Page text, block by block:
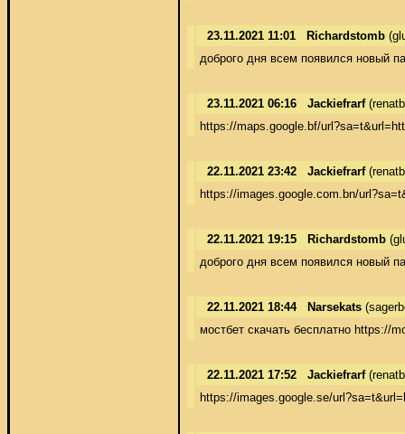
23.11.2021 11:01 Richardstomb
доброго дня всем появился новый
23.11.2021 06:16 Jackiefrarf
https://maps.google.bf/
22.11.2021 23:42 Jackiefrarf
https://images.google.com.bn/
22.11.2021 19:15 Richardstomb
доброго дня всем появился новый
22.11.2021 18:44 Narsekats
мостбет скачать бесплатно https://
22.11.2021 17:52 Jackiefrarf
https://images.google.se/